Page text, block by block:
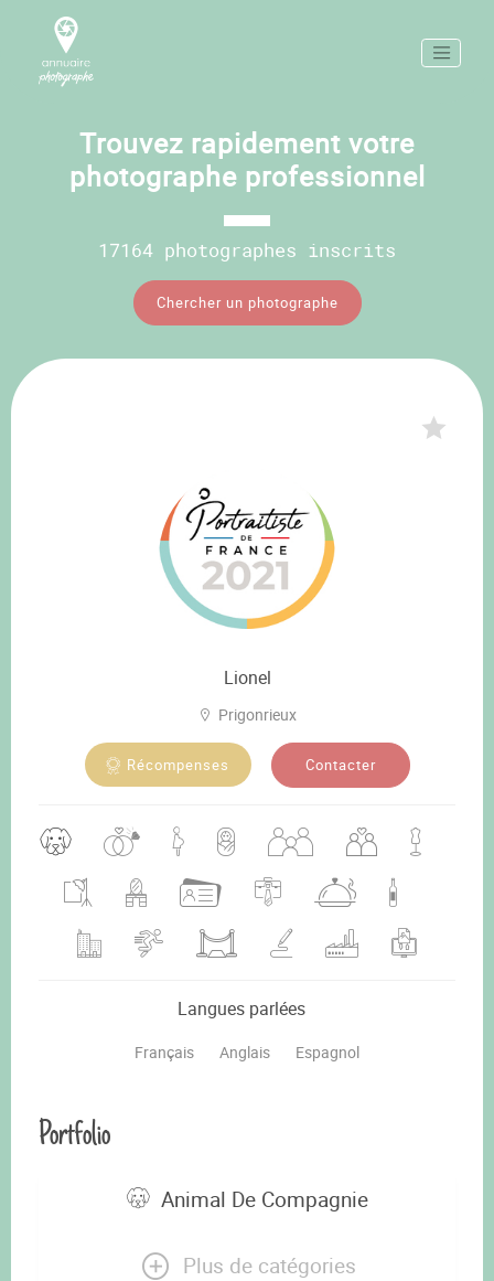
Trouvez rapidement votre
photographe professionnel
17164 photographes inscrits
Chercher un photographe
Lionel
Prigonrieux
Récompenses Contacter
Langues parlées
Français Anglais Espagnol
Portfolio
Animal De Compagnie
Plus de catégories